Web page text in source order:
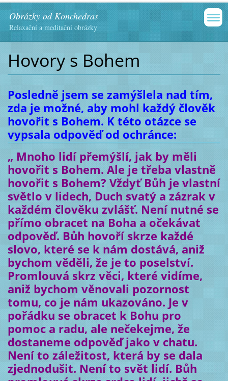
Obrázky od Konchedras
Relaxační a meditační obrázky
Hovory s Bohem
Posledně jsem se zamýšlela nad tím,
zda je možné, aby mohl každý člověk
hovořit s Bohem. K této otázce se
vypsala odpověď od ochránce:
„ Mnoho lidí přemýšlí, jak by měli
hovořit s Bohem. Ale je třeba vlastně
hovořit s Bohem? Vždyť Bůh je vlastní
světlo v lidech, Duch svatý a zázrak v
každém člověku zvlášť. Není nutné se
přímo obracet na Boha a očekávat
odpověď. Bůh hovoří skrze každé
slovo, které se k nám dostává, aniž
bychom věděli, že je to poselství.
Promlouvá skrz věci, které vidíme,
aniž bychom věnovali pozornost
tomu, co je nám ukazováno. Je v
pořádku se obracet k Bohu pro
pomoc a radu, ale nečekejme, že
dostaneme odpověď jako v chatu.
Není to záležitost, která by se dala
zjednodušit. Není to svět lidí. Bůh